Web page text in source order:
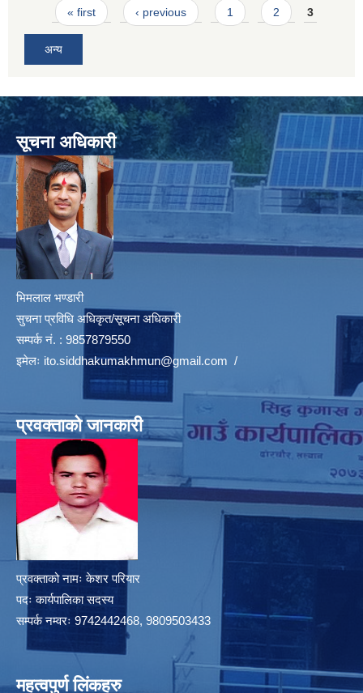
Pages
« first ‹ previous 1 2 3
अन्य
सूचना अधिकारी
भिमलाल भण्डारी
सुचना प्रविधि अधिकृत/सूचना अधिकारी
सम्पर्क नं. : 9857879550
इमेलः ito.siddhakumakhmun@gmail.com /
प्रवक्ताको जानकारी
प्रवक्ताको नामः केशर परियार
पदः कार्यपालिका सदस्य
सम्पर्क नम्वरः 9742442468, 9809503433
महत्वपुर्ण लिंकहरु